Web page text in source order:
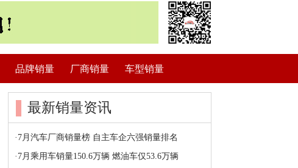
品牌销量 厂商销量 车型销量
最新销量资讯
· 7月汽车厂商销量榜 自主车企六强销量排名
· 7月乘用车销量150.6万辆 燃油车仅53.6万辆